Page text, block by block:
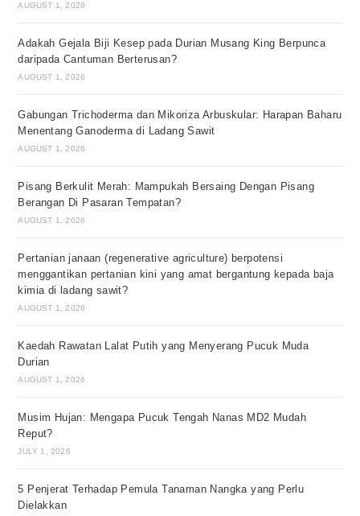
AUGUST 1, 2026
Adakah Gejala Biji Kesep pada Durian Musang King Berpunca
daripada Cantuman Berterusan?
AUGUST 1, 2026
Gabungan Trichoderma dan Mikoriza Arbuskular: Harapan Baharu
Menentang Ganoderma di Ladang Sawit
AUGUST 1, 2026
Pisang Berkulit Merah: Mampukah Bersaing Dengan Pisang
Berangan Di Pasaran Tempatan?
AUGUST 1, 2026
Pertanian janaan (regenerative agriculture) berpotensi
menggantikan pertanian kini yang amat bergantung kepada baja
kimia di ladang sawit?
AUGUST 1, 2026
Kaedah Rawatan Lalat Putih yang Menyerang Pucuk Muda
Durian
AUGUST 1, 2026
Musim Hujan: Mengapa Pucuk Tengah Nanas MD2 Mudah
Reput?
JULY 1, 2026
5 Penjerat Terhadap Pemula Tanaman Nangka yang Perlu
Dielakkan